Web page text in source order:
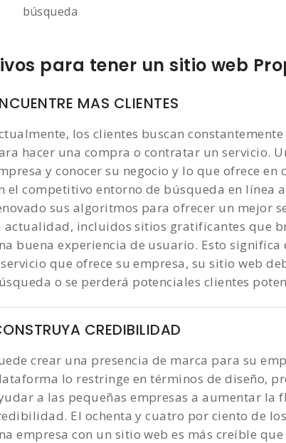
búsqueda
para tener un sitio web
MAS CLIENTES
los clientes buscan
hacer una compra o contratar un servicio.
y conocer su negocio y lo que ofrece
el competitivo entorno de búsqueda en línea
sus algoritmos para ofrecer un mejor
actualidad, incluidos sitios gratificantes que
buena experiencia de usuario. Esto
que ofrece su empresa, su sitio web
o se perderá potenciales clientes
CREDIBILIDAD
crear una presencia de marca para su
lo restringe en términos de diseño,
a las pequeñas empresas a aumentar la
El ochenta y cuatro por ciento de
empresa con un sitio web es más creíble